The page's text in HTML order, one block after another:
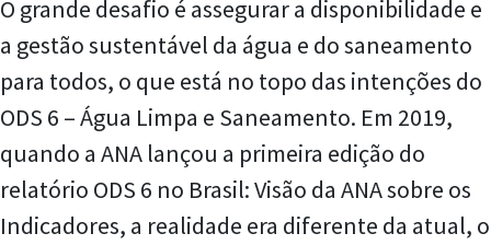
O grande desafio é assegurar a disponibilidade e
a gestão sustentável da água e do saneamento
para todos, o que está no topo das intenções do
ODS 6 – Água Limpa e Saneamento. Em 2019,
quando a ANA lançou a primeira edição do
relatório ODS 6 no Brasil: Visão da ANA sobre os
Indicadores, a realidade era diferente da atual, o